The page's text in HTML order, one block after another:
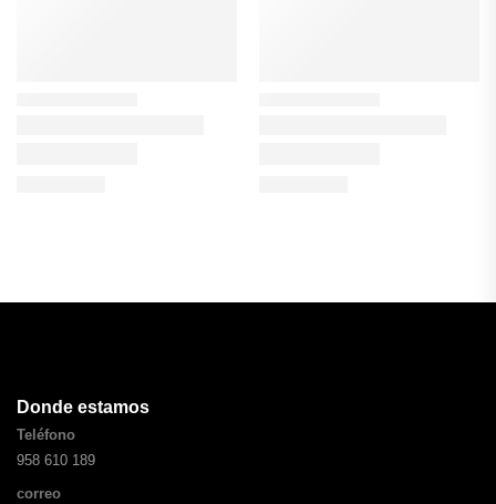
Donde estamos
Teléfono
958 610 189
correo